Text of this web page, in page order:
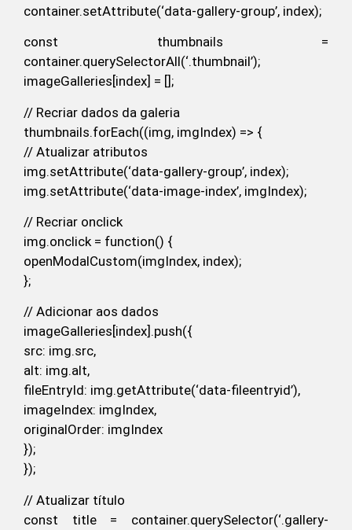
container.setAttribute(‘data-gallery-group’, index);
const thumbnails =
container.querySelectorAll(‘.thumbnail’);
imageGalleries[index] = [];
// Recriar dados da galeria
thumbnails.forEach((img, imgIndex) => {
// Atualizar atributos
img.setAttribute(‘data-gallery-group’, index);
img.setAttribute(‘data-image-index’, imgIndex);
// Recriar onclick
img.onclick = function() {
openModalCustom(imgIndex, index);
};
// Adicionar aos dados
imageGalleries[index].push({
src: img.src,
alt: img.alt,
fileEntryId: img.getAttribute(‘data-fileentryid’),
imageIndex: imgIndex,
originalOrder: imgIndex
});
});
// Atualizar título
const title = container.querySelector(‘.gallery-